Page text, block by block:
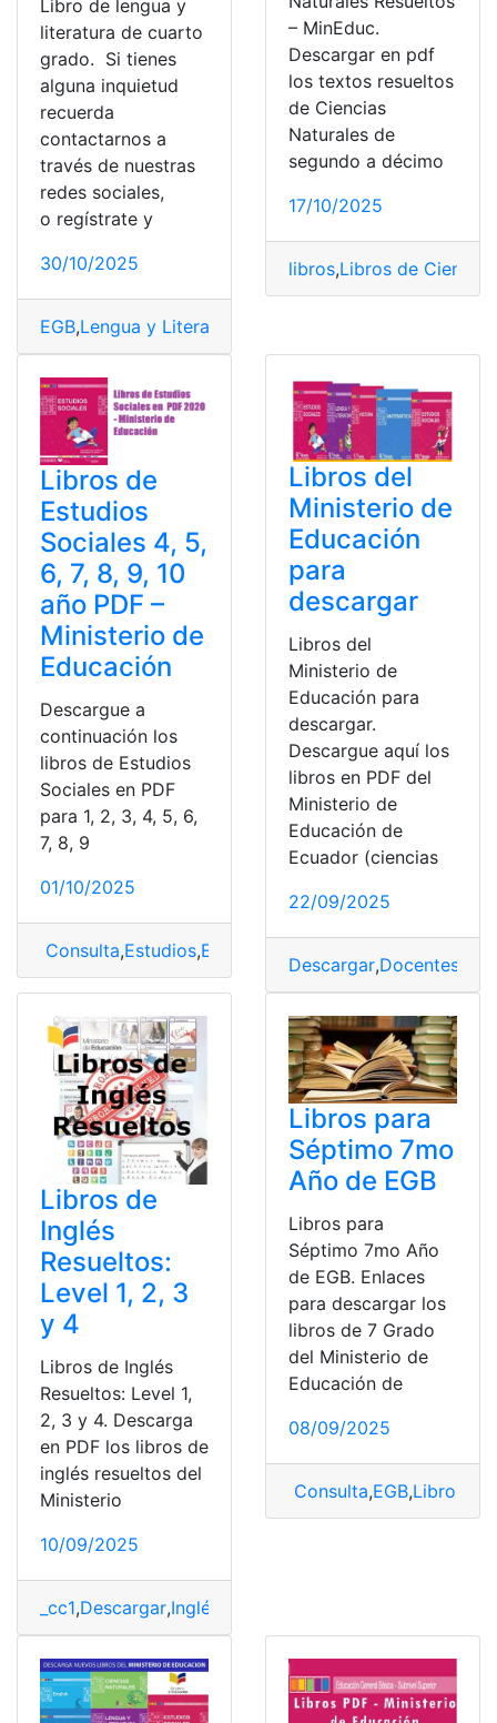
Libro de lengua y
literatura de cuarto
grado. Si tienes
alguna inquietud
recuerda
contactarnos a
través de nuestras
redes sociales,
o regístrate y
30/10/2025
EGB,Lengua y Literatura
– MinEduc.
Descargar en pdf
los textos resueltos
de Ciencias
Naturales de
segundo a décimo
17/10/2025
libros,Libros de
Libros de
Estudios
Sociales 4, 5,
6, 7, 8, 9, 10
año PDF –
Ministerio de
Educación
Descargue a
continuación los
libros de Estudios
Sociales en PDF
para 1, 2, 3, 4, 5, 6,
7, 8, 9
01/10/2025
Consulta,Estudios,Estudios Sociales
Libros del
Ministerio de
Educación
para
descargar
Libros del
Ministerio de
Educación para
descargar.
Descargue aquí los
libros en PDF del
Ministerio de
Educación de
Ecuador (ciencias
22/09/2025
Descargar,Docentes
Libros de
Inglés
Resueltos:
Level 1, 2, 3
y 4
Libros de Inglés
Resueltos: Level 1,
2, 3 y 4. Descarga
en PDF los libros de
inglés resueltos del
Ministerio
10/09/2025
_cc1,Descargar,Inglés
Libros para
Séptimo 7mo
Año de EGB
Libros para
Séptimo 7mo Año
de EGB. Enlaces
para descargar los
libros de 7 Grado
del Ministerio de
Educación de
08/09/2025
Consulta,EGB,Libro